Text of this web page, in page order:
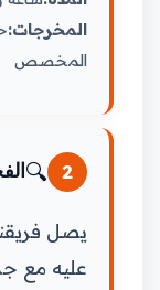
المخرجات:
المخصص
2
🔍
يصل
عليه مع